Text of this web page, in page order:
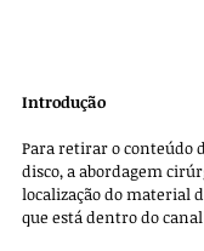
Introdução
Para retirar o conteúdo
disco, a abordagem
localização do material
que está dentro do